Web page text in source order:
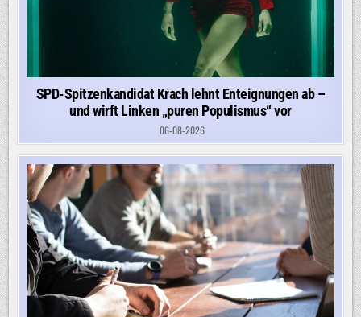
SPD-Spitzenkandidat Krach lehnt Enteignungen ab –
und wirft Linken „puren Populismus“ vor
06-08-2026